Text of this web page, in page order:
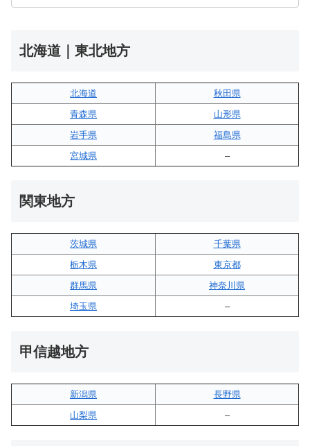
北海道｜東北地方
北海道
秋田県
青森県
山形県
岩手県
福島県
宮城県
–
関東地方
茨城県
千葉県
栃木県
東京都
群馬県
神奈川県
埼玉県
–
甲信越地方
新潟県
長野県
山梨県
–